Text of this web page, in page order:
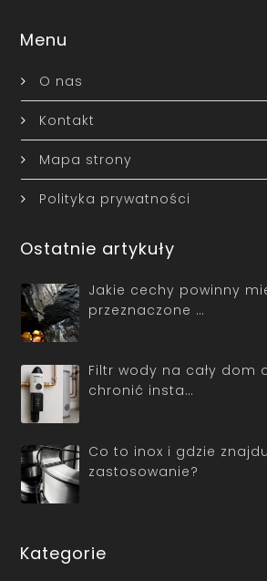
Menu
O nas
Kontakt
Mapa strony
Polityka prywatności
Ostatnie artykuły
Jakie cechy powinny
przeznaczone …
Filtr wody na cały dom
chronić insta…
Co to inox i gdzie
zastosowanie?
Kategorie